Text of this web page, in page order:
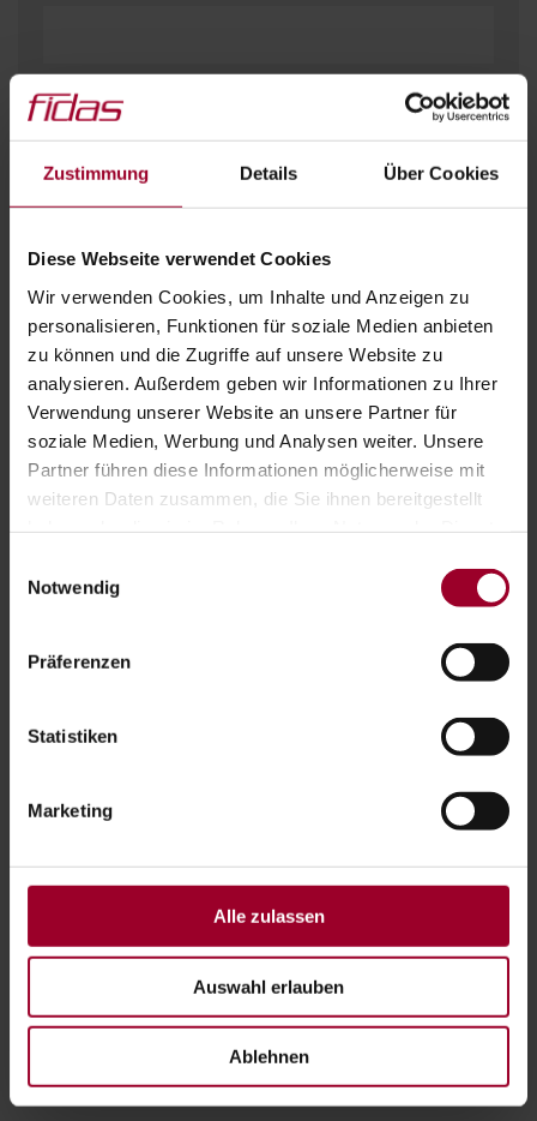
Zustimmung Details Über Cookies
Diese Webseite verwendet Cookies
Wir verwenden Cookies, um Inhalte und Anzeigen zu
personalisieren, Funktionen für soziale Medien anbieten
zu können und die Zugriffe auf unsere Website zu
analysieren. Außerdem geben wir Informationen zu Ihrer
Verwendung unserer Website an unsere Partner für
soziale Medien, Werbung und Analysen weiter. Unsere
Partner führen diese Informationen möglicherweise mit
weiteren Daten zusammen, die Sie ihnen bereitgestellt
Impressum
Notwendig
Präferenzen
Statistiken
Marketing
Alle zulassen
Auswahl erlauben
Ablehnen
E-MAIL ADRESSE
IHRE NACHRICHT
Ich bestätige, dieDatenschutzerklärunggelesen
und verstanden zu haben.*
Absenden
UNSERE ÖFFNUNGSZEITEN:
MONTAG – DONNERSTAG:
08:00 – 12:00 Uhr sowie 13:00 – 16:00 Uhr